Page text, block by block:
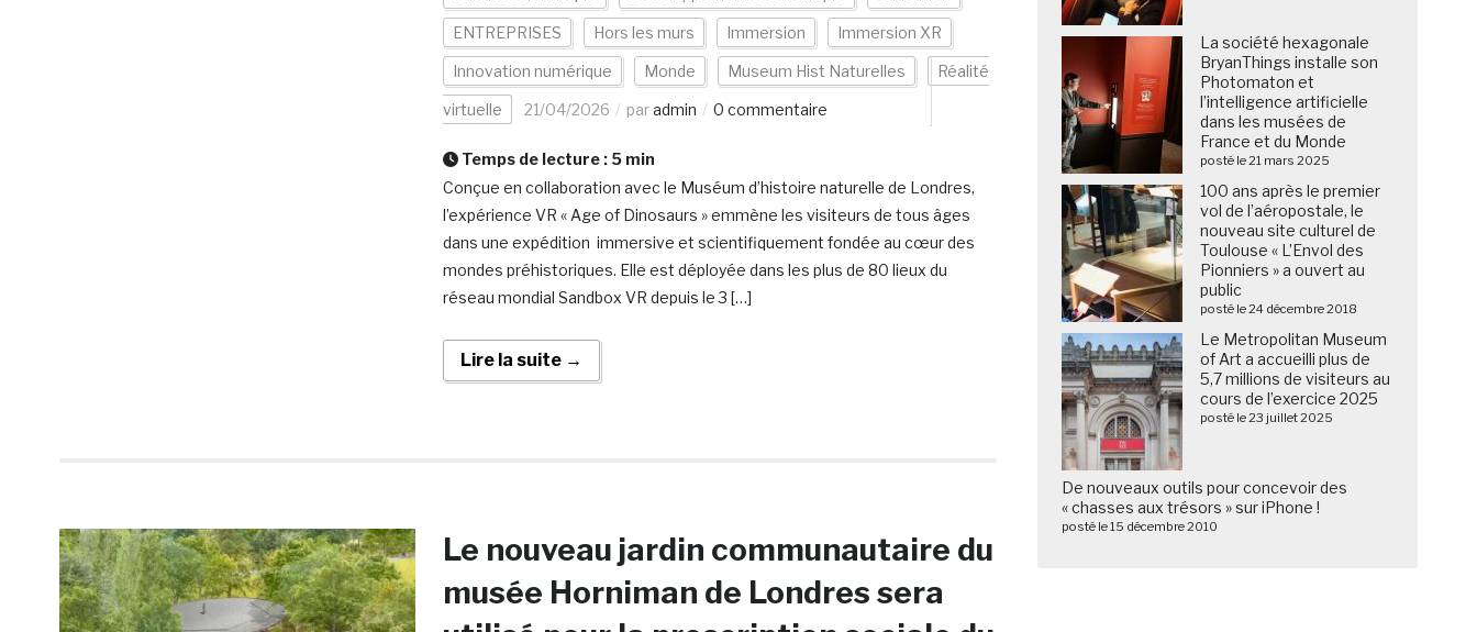
ENTREPRISES Hors les murs Immersion Immersion XR
Innovation numérique Monde Museum Hist Naturelles Réalité
virtuelle 21/04/2026 paradmin 0 commentaire
Temps de lecture : 5 min
Conçue en collaboration avec le Muséum d’histoire naturelle de Londres,
l’expérience VR « Age of Dinosaurs » emmène les visiteurs de tous âges
dans une expédition immersive et scientifiquement fondée au cœur des
mondes préhistoriques. Elle est déployée dans les plus de 80 lieux du
réseau mondial Sandbox VR depuis le 3 […]
Lire la suite →
Le nouveau jardin communautaire du
musée Horniman de Londres sera
La société hexagonale
BryanThings installe son
Photomaton et
l’intelligence artificielle
dans les musées de
France et du Monde
posté le 21 mars 2025
100 ans après le premier
vol de l’aéropostale, le
nouveau site culturel de
Toulouse « L’Envol des
Pionniers » a ouvert au
public
posté le 24 décembre 2018
Le Metropolitan Museum
of Art a accueilli plus de
5,7 millions de visiteurs au
cours de l’exercice 2025
posté le 23 juillet 2025
De nouveaux outils pour concevoir des
« chasses aux trésors » sur iPhone !
posté le 15 décembre 2010